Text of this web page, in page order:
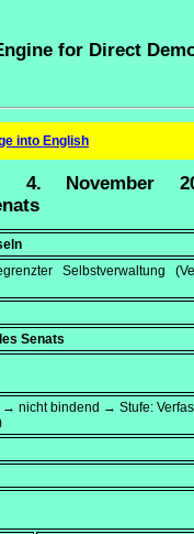
for Direct
into English
4. November
Selbstverwaltung
Senats
→ nicht bindend → Stufe: